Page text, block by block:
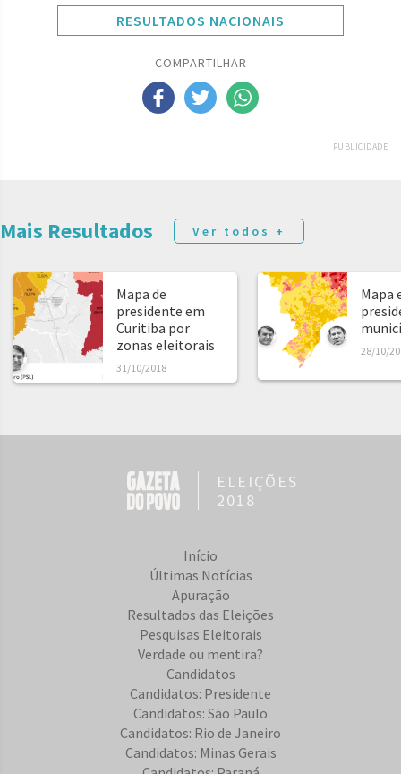
RESULTADOS NACIONAIS
COMPARTILHAR
PUBLICIDADE
Mais Resultados Ver todos +
Mapa de
presidente em
Curitiba por
zonas eleitorais
31/10/2018
Mapa
28/10/
ELEIÇÕES
2018
Início
Últimas Notícias
Apuração
Resultados das Eleições
Pesquisas Eleitorais
Verdade ou mentira?
Candidatos
Candidatos: Presidente
Candidatos: São Paulo
Candidatos: Rio de Janeiro
Candidatos: Minas Gerais